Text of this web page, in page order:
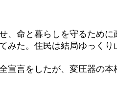
命と暮らしを守るために
た。住民は結局ゆっく
言をしたが、変圧器の